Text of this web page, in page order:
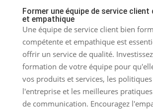
Former une équipe de service
et empathique
Une équipe de service client bien
compétente et empathique est
offrir un service de qualité.
formation de votre équipe pour
vos produits et services, les
l'entreprise et les meilleures
de communication. Encouragez